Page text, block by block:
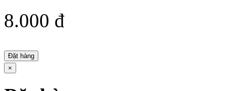
8.000 đ
Đặt hàng
×